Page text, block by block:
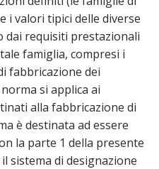
i valori tipici delle diverse
requisiti prestazionali
famiglia, compresi i
fabbricazione dei
si applica ai
alla fabbricazione di
è destinata ad essere
la parte 1 della presente
sistema di designazione